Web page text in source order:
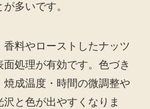
多いです。
料やローストしたナッツ
処理が有効です。色づき
焼成温度・時間の微調整や
と色が出やすくなりま